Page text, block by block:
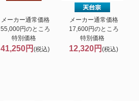
メーカー通常価格
55,000円のところ
特別価格
41,250円(税込)
メーカー通常価格
17,600円のところ
特別価格
12,320円(税込)